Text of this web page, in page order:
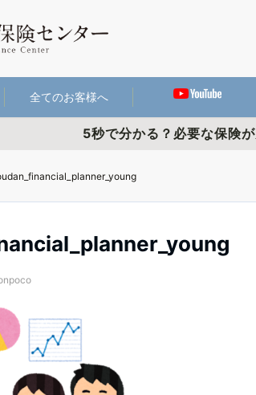
全てのお客様へ
5秒で分かる？必要な保険